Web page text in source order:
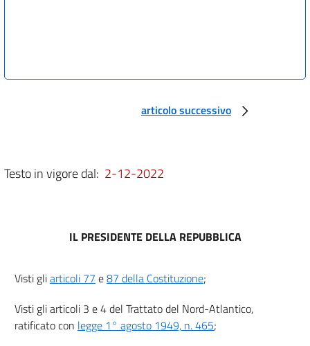
articolo successivo
Testo in vigore dal: 2-12-2022
IL PRESIDENTE DELLA REPUBBLICA
Visti gliarticoli 77 e87 della Costituzione;
Visti gli articoli 3 e 4 del Trattato del Nord-Atlantico,
ratificato con legge 1° agosto 1949, n. 465;